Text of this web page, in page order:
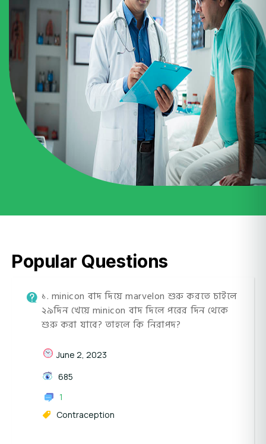
Popular Questions
১. minicon বাদ দিয়ে marvelon শুরু করতে চাইলে
২৯দিন খেয়ে minicon বাদ দিলে পরের দিন থেকে
শুরু করা যাবে? তাহলে কি নিরাপদ?
June 2, 2023
685
1
Contraception